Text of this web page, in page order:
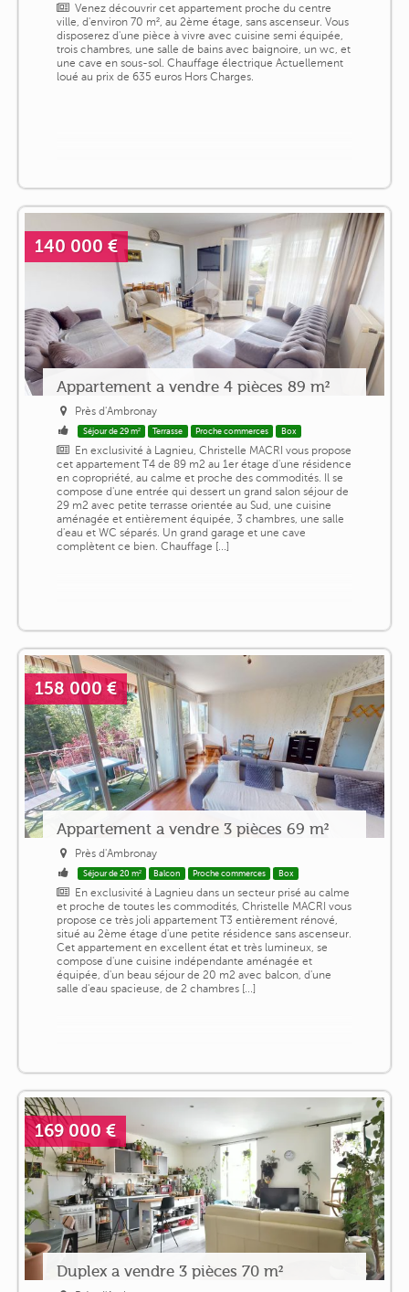
Venez découvrir cet appartement proche du centre
ville, d'environ 70 m², au 2ème étage, sans ascenseur. Vous
disposerez d'une pièce à vivre avec cuisine semi équipée,
trois chambres, une salle de bains avec baignoire, un wc, et
une cave en sous-sol. Chauffage électrique Actuellement
loué au prix de 635 euros Hors Charges.
140 000 €
Appartement a vendre 4 pièces 89 m²
Près d'Ambronay
Séjour de 29 m² Terrasse Proche commerces Box
En exclusivité à Lagnieu, Christelle MACRI vous propose
cet appartement T4 de 89 m2 au 1er étage d'une résidence
en copropriété, au calme et proche des commodités. Il se
compose d'une entrée qui dessert un grand salon séjour de
29 m2 avec petite terrasse orientée au Sud, une cuisine
aménagée et entièrement équipée, 3 chambres, une salle
d'eau et WC séparés. Un grand garage et une cave
complètent ce bien. Chauffage [...]
158 000 €
Appartement a vendre 3 pièces 69 m²
Près d'Ambronay
Séjour de 20 m² Balcon Proche commerces Box
En exclusivité à Lagnieu dans un secteur prisé au calme
et proche de toutes les commodités, Christelle MACRI vous
propose ce très joli appartement T3 entièrement rénové,
situé au 2ème étage d'une petite résidence sans ascenseur.
Cet appartement en excellent état et très lumineux, se
compose d'une cuisine indépendante aménagée et
équipée, d'un beau séjour de 20 m2 avec balcon, d'une
salle d'eau spacieuse, de 2 chambres [...]
169 000 €
Duplex a vendre 3 pièces 70 m²